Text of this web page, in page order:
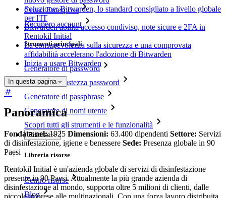
Criteri Enterprise
Recupero account
Strumenti principali
Generatore di password
Tester di robustezza password
Generatore di passphrase
Generatore di nomi utente
Scopri tutti gli strumenti e le funzionalità
Risorse
Libreria risorse
Centro risorse
Blog
Soluzione: Bitwarden, lo standard consigliato a livello globale
per l'IT
Bitwarden abilita accesso condiviso, note sicure e 2FA in
Rentokil Initial
La consapevolezza sulla sicurezza e una comprovata
affidabilità accelerano l'adozione di Bitwarden
Inizia a usare Bitwarden
In questa pagina
Panoramica
Fondata nel:1925 Dimensioni: 63.400 dipendenti Settore: Servizi
di disinfestazione, igiene e benessere Sede: Presenza globale in 90
Paesi
Rentokil Initial è un'azienda globale di servizi di disinfestazione
presente in 90 Paesi. Attualmente la più grande azienda di
disinfestazione al mondo, supporta oltre 5 milioni di clienti, dalle